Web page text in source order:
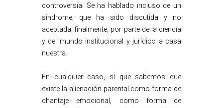
controversia. Se ha hablado incluso de un
síndrome, que ha sido discutida y no
aceptada, finalmente, por parte de la ciencia
y del mundo institucional y jurídico a casa
nuestra.
En cualquier caso, sí que sabemos que
existe la alienación parental como forma de
chantaje emocional, como forma de